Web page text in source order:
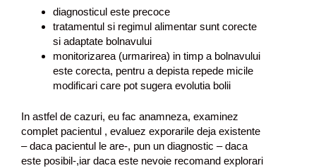
diagnosticul este precoce
tratamentul si regimul alimentar sunt corecte
si adaptate bolnavului
monitorizarea (urmarirea) in timp a bolnavului
este corecta, pentru a depista repede micile
modificari care pot sugera evolutia bolii
In astfel de cazuri, eu fac anamneza, examinez
complet pacientul , evaluez exporarile deja existente
– daca pacientul le are-, pun un diagnostic – daca
este posibil-,iar daca este nevoie recomand explorari